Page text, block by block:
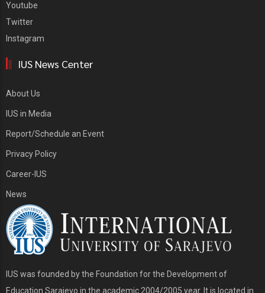
Youtube
Twitter
Instagram
IUS News Center
About Us
IUS in Media
Report/Schedule an Event
Privacy Policy
Career-IUS
News
IUS was founded by the Foundation for the Development of
Education Sarajevo in the academic 2004/2005 year. It is located in